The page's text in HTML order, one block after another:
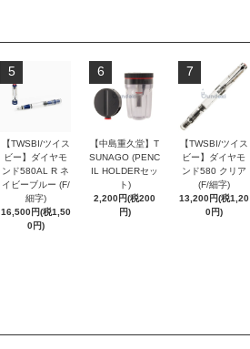
5
【TWSBI/ツイス
ビー】ダイヤモ
ンド580AL R ネ
イビーブルー (F/
細字)
16,500円(税1,50
0円)
6
【中島重久堂】T
SUNAGO (PENC
IL HOLDERセッ
ト)
2,200円(税200
円)
7
【TWSBI/ツイス
ビー】ダイヤモ
ンド580 クリア
(F/細字)
13,200円(税1,20
0円)